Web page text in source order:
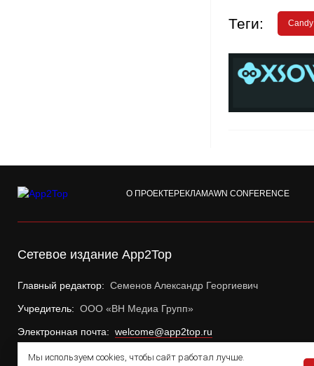
Теги:
О ПРОЕКТЕРЕКЛАМАWN CONFERENCE
Сетевое издание App2Top
Главный редактор: Семенов Александр Георгиевич
Учредитель: ООО «ВН Медиа Групп»
Электронная почта: welcome@app2top.ru
Мы используем cookies, чтобы сайт работал лучше.